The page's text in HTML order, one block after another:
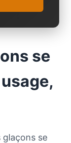
se
se